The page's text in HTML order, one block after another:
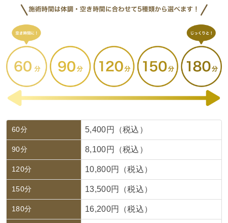
60分 5,400円（税込）
90分 8,100円（税込）
120分 10,800円（税込）
150分 13,500円（税込）
180分 16,200円（税込）